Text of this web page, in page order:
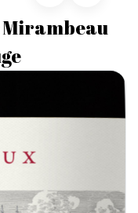
Mirambeau